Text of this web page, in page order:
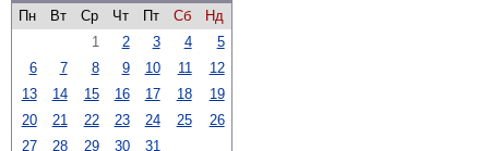
Пн
Вт Ср Чт Пт Сб
Нд
1
2 3 4
5
6
7 8 9 10 11
12
13
14 15 16 17 18
19
20
21 22 23 24 25
26
27
28 29 30 31